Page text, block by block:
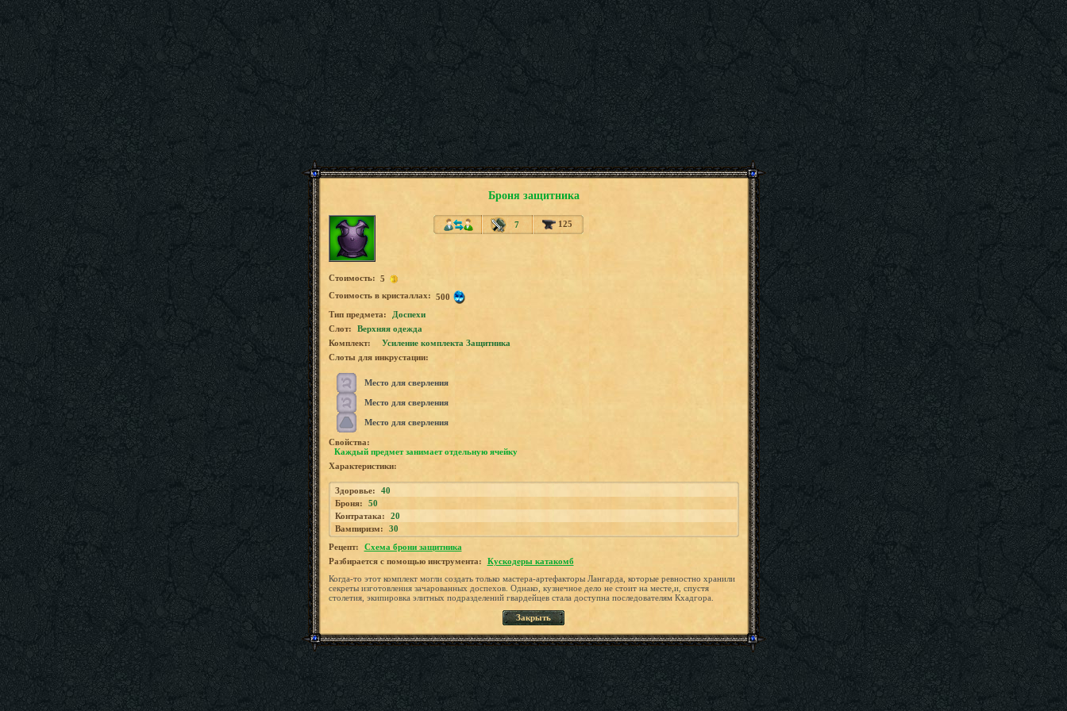
Броня защитника
7 125
Стоимость: 5
Стоимость в кристаллах: 500
Tип предмета:
Доспехи
Слот:
Верхняя одежда
Комплект:
Усиление комплекта Защитника
Слоты для инкрустации:
Место для сверления
Место для сверления
Место для сверления
Свойства:
Каждый предмет занимает отдельную ячейку
Характеристики:
Здоровье:
40
Броня:
50
Контратака:
20
Вампиризм:
30
Рецепт:
Схема брони защитника
Разбирается с помощью инструмента:
Кускодеры катакомб
Когда-то этот комплект могли создать только мастера-артефакторы Лангарда, которые ревностно хранили
секреты изготовления зачарованных доспехов. Однако, кузнечное дело не стоит на месте,и, спустя
столетия, экипировка элитных подразделений гвардейцев стала доступна последователям Кхадгора.
Закрыть